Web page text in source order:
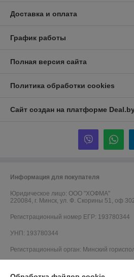
Доставка и оплата
График работы
Полная версия сайта
Политика обработки cookies
Сайт создан на платформе
Информация для покупателя
Юридическое лицо: ООО "ХОФМА"
220084, г. Минск, ул. Ф. Скорины 51, оф
Регистрационный номер ЕГР: 193780344
УНП: 193780344
Регистрационный орган: Минский